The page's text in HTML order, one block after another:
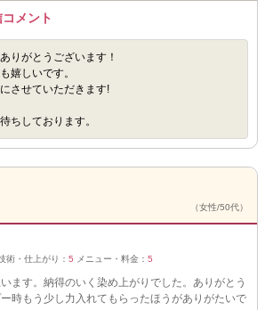
メント
りがとうございます！
嬉しいです。
させていただきます!
ちしております。
（女性/50代）
術・仕上がり： 5 メニュー・料金： 5
ます。納得のいく染め上がりでした。ありがとう
時もう少し力入れてもらったほうがありがたいで